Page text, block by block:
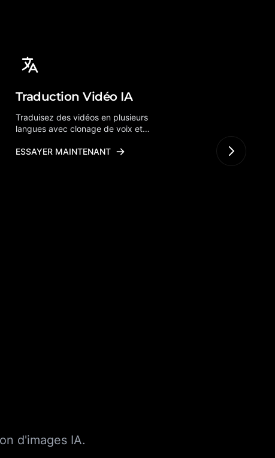
Traduction Vidéo IA
Traduisez des vidéos en plusieurs
langues avec clonage de voix et
IA. Conservez le ton de voix original.
ESSAYER MAINTENANT
d'images IA.